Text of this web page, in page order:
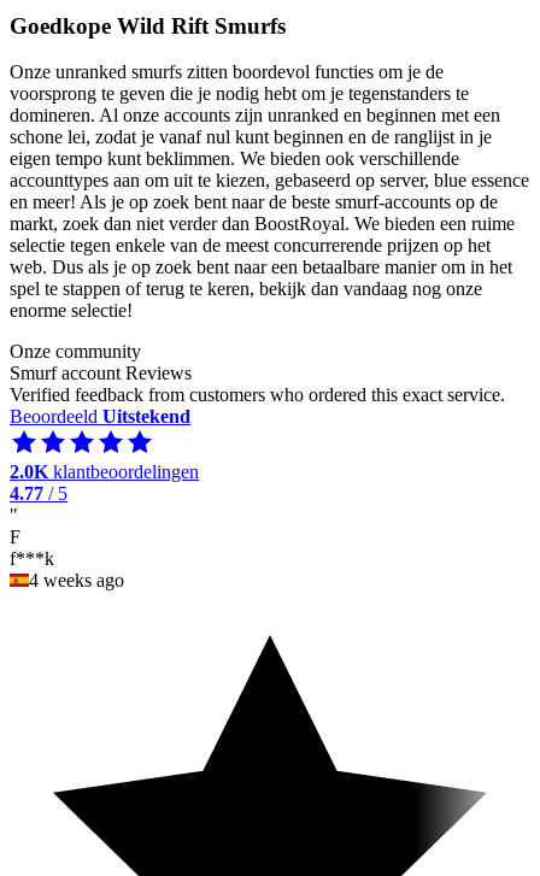
Goedkope Wild Rift Smurfs
Onze unranked smurfs zitten boordevol functies om je de
voorsprong te geven die je nodig hebt om je tegenstanders te
domineren. Al onze accounts zijn unranked en beginnen met een
schone lei, zodat je vanaf nul kunt beginnen en de ranglijst in je
eigen tempo kunt beklimmen. We bieden ook verschillende
accounttypes aan om uit te kiezen, gebaseerd op server, blue essence
en meer! Als je op zoek bent naar de beste smurf-accounts op de
markt, zoek dan niet verder dan BoostRoyal. We bieden een ruime
selectie tegen enkele van de meest concurrerende prijzen op het
web. Dus als je op zoek bent naar een betaalbare manier om in het
spel te stappen of terug te keren, bekijk dan vandaag nog onze
enorme selectie!
Onze community
Smurf account Reviews
Verified feedback from customers who ordered this exact service.
Beoordeeld Uitstekend
2.0Kklantbeoordelingen
4.77 / 5
"
F
f***k
4 weeks ago